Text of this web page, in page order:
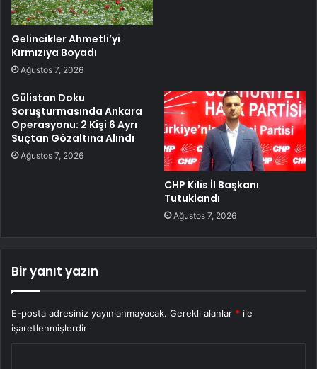
Gelincikler Ahmetli’yi
Kırmızıya Boyadı
Ağustos 7, 2026
Gülistan Doku
Soruşturmasında Ankara
Operasyonu: 2 Kişi 6 Ayrı
Suçtan Gözaltına Alındı
Ağustos 7, 2026
CHP Kilis İl Başkanı
Tutuklandı
Ağustos 7, 2026
Bir yanıt yazın
E-posta adresiniz yayınlanmayacak. Gerekli alanlar * ile
işaretlenmişlerdir